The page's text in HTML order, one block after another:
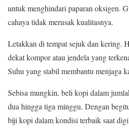
untuk menghindari paparan oksigen.
cahaya tidak merusak kualitasnya.
Letakkan di tempat sejuk dan kering.
dekat kompor atau jendela yang
Suhu yang stabil membantu menjaga
Sebisa mungkin, beli kopi dalam
dua hingga tiga minggu. Dengan
biji kopi dalam kondisi terbaik saat